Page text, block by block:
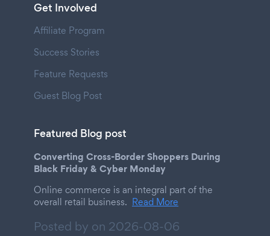
Get Involved
Affiliate Program
Success Stories
Feature Requests
Guest Blog Post
Featured Blog post
Converting Cross-Border Shoppers During
Black Friday & Cyber Monday
Online commerce is an integral part of the
overall retail business. Read More
Posted by on 2026-08-06